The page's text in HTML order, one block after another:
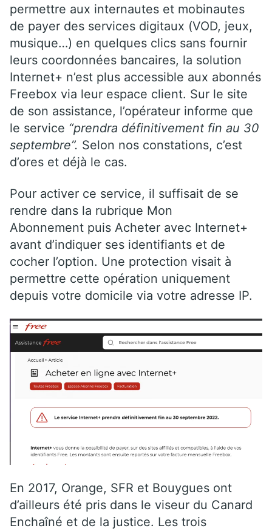
permettre aux internautes et mobinautes
de payer des services digitaux (VOD, jeux,
musique…) en quelques clics sans fournir
leurs coordonnées bancaires, la solution
Internet+ n’est plus accessible aux abonnés
Freebox via leur espace client. Sur le site
de son assistance, l’opérateur informe que
le service “prendra définitivement fin au 30
septembre”. Selon nos constations, c’est
d’ores et déjà le cas.
Pour activer ce service, il suffisait de se
rendre dans la rubrique Mon
Abonnement puis Acheter avec Internet+
avant d’indiquer ses identifiants et de
cocher l’option. Une protection visait à
permettre cette opération uniquement
depuis votre domicile via votre adresse IP.
En 2017, Orange, SFR et Bouygues ont
d’ailleurs été pris dans le viseur du Canard
Enchaîné et de la justice. Les trois